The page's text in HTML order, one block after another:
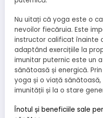
Nu uitați că yoga este o
nevoilor fiecăruia. Este
instructor calificat înainte
adaptând exercițiile la
imunitar puternic este un
sănătoasă și energică.
yoga și o viață
imunității și la o stare
Înotul și beneficiile sale